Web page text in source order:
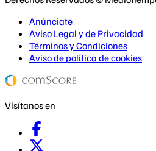
Anúnciate
Aviso Legal y de Privacidad
Términos y Condiciones
Aviso de política de cookies
Visítanos en